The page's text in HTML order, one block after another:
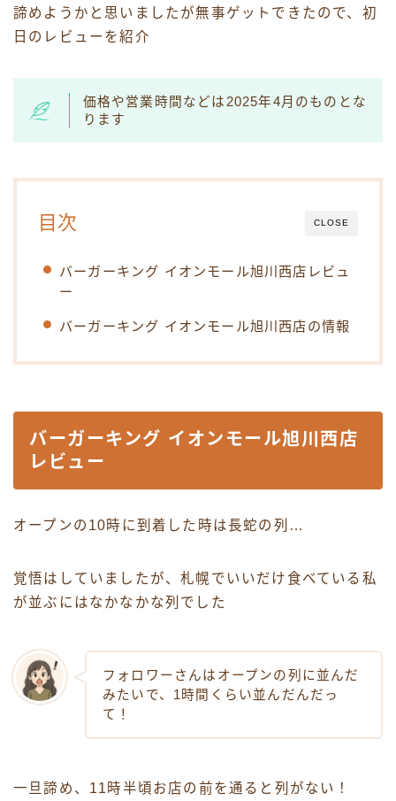
諦めようかと思いましたが無事ゲットできたので、初
日のレビューを紹介
価格や営業時間などは2025年4月のものとな
ります
CLOSE
目次
バーガーキング イオンモール旭川西店レビュ
ー
バーガーキング イオンモール旭川西店の情報
バーガーキング イオンモール旭川西店
レビュー
オープンの10時に到着した時は長蛇の列…
覚悟はしていましたが、札幌でいいだけ食べている私
が並ぶにはなかなかな列でした
フォロワーさんはオープンの列に並んだ
みたいで、1時間くらい並んだんだっ
て！
一旦諦め、11時半頃お店の前を通ると列がない！